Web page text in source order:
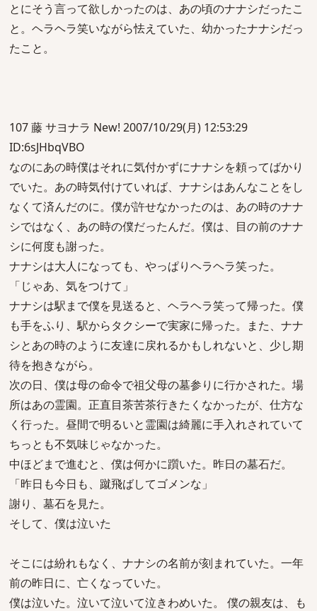
とにそう言って欲しかったのは、あの頃のナナシだったこ
と。ヘラヘラ笑いながら怯えていた、幼かったナナシだっ
たこと。
107 藤 サヨナラ New! 2007/10/29(月) 12:53:29
ID:6sJHbqVBO
なのにあの時僕はそれに気付かずにナナシを頼ってばかり
でいた。あの時気付けていれば、ナナシはあんなことをし
なくて済んだのに。僕が許せなかったのは、あの時のナナ
シではなく、あの時の僕だったんだ。僕は、目の前のナナ
シに何度も謝った。
ナナシは大人になっても、やっぱりヘラヘラ笑った。
「じゃあ、気をつけて」
ナナシは駅まで僕を見送ると、ヘラヘラ笑って帰った。僕
も手をふり、駅からタクシーで実家に帰った。また、ナナ
シとあの時のように友達に戻れるかもしれないと、少し期
待を抱きながら。
次の日、僕は母の命令で祖父母の墓参りに行かされた。場
所はあの霊園。正直目茶苦茶行きたくなかったが、仕方な
く行った。昼間で明るいと霊園は綺麗に手入れされていて
ちっとも不気味じゃなかった。
中ほどまで進むと、僕は何かに躓いた。昨日の墓石だ。
「昨日も今日も、蹴飛ばしてゴメンな」
謝り、墓石を見た。
そして、僕は泣いた
そこには紛れもなく、ナナシの名前が刻まれていた。一年
前の昨日に、亡くなっていた。
僕は泣いた。泣いて泣いて泣きわめいた。 僕の親友は、も